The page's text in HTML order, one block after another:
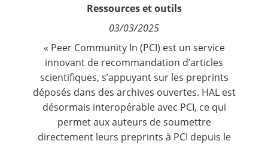
Ressources et outils
03/03/2025
« Peer Community In (PCI) est un service
innovant de recommandation d’articles
scientifiques, s’appuyant sur les preprints
déposés dans des archives ouvertes. HAL est
désormais interopérable avec PCI, ce qui
permet aux auteurs desoumettre
directement leurs preprints à PCI depuis le